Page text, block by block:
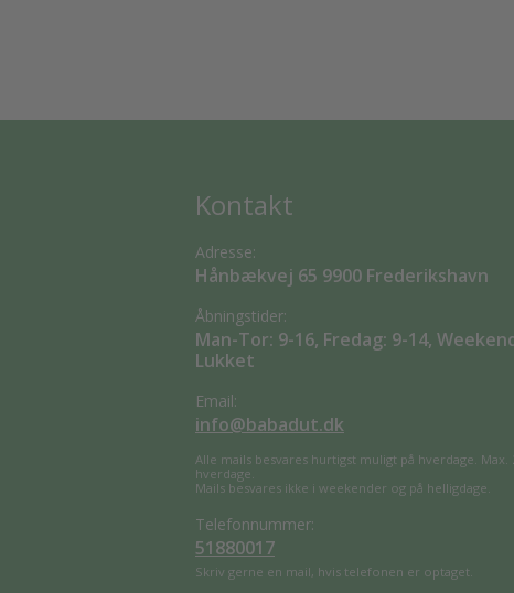
Kontakt
Adresse:
Hånbækvej 65 9900 Frederikshavn
Åbningstider:
Man-Tor: 9-16, Fredag: 9-14,
Lukket
Email:
info@babadut.dk
Alle mails besvares hurtigst muligt på hverdage. Max.
hverdage.
Mails besvares ikke i weekender og på helligdage.
Telefonnummer:
51880017
Skriv gerne en mail, hvis telefonen er optaget.